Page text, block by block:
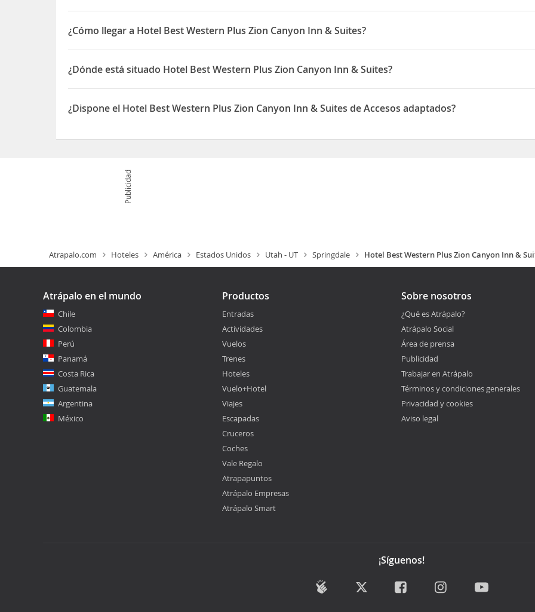
¿Cómo llegar a Hotel Best Western Plus Zion Canyon Inn & Suites?
Si decides alojarte en Best Western Plus Zion Canyon Inn & Suites, te encontrarás en una fantástica zona de
Parque Nacional Zion), a menos de cinco minutos en coche de Entrada sur del Parque nacional Zion y Galería de arte
este hotel se encuentra a 19,6 km de Entrada este del Parque Nacional Zion y a 1,7 km de Tanner Amphitheater
¿Dónde está situado Hotel Best Western Plus Zion Canyon Inn & Suites?
El Hotel Best Western Plus Zion Canyon Inn & Suites está situado en 668 Zion Park Blvd
¿Dispone el Hotel Best Western Plus Zion Canyon Inn & Suites de Accesos adaptados?
Publicidad
Atrapalo.com Hoteles América Estados Unidos Utah - UT Springdale Hotel Best Western Plus Zion Canyon Inn &
Atrápalo en el mundo
Chile
Colombia
Perú
Panamá
Costa Rica
Guatemala
Argentina
México
Productos
Entradas
Actividades
Vuelos
Trenes
Hoteles
Vuelo+Hotel
Viajes
Escapadas
Cruceros
Coches
Vale Regalo
Atrapapuntos
Atrápalo Empresas
Atrápalo Smart
Sobre nosotros
¿Qué es Atrápalo?
Atrápalo Social
Área de prensa
Publicidad
Trabajar en Atrápalo
Términos y condiciones generales
Privacidad y cookies
Aviso legal
¡Síguenos!